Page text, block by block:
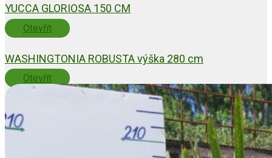
YUCCA GLORIOSA 150 CM
Otevřít
WASHINGTONIA ROBUSTA výška 280 cm
Otevřít